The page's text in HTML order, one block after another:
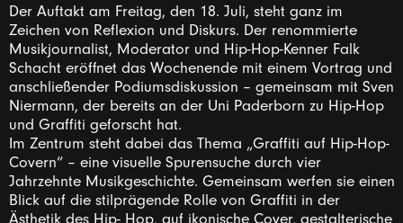
Der Auftakt am Freitag, den 18. Juli, steht ganz im
Zeichen von Reflexion und Diskurs. Der renommierte
Musikjournalist, Moderator und Hip-Hop-Kenner Falk
Schacht eröffnet das Wochenende mit einem Vortrag und
anschließender Podiumsdiskussion – gemeinsam mit Sven
Niermann, der bereits an der Uni Paderborn zu Hip-Hop
und Graffiti geforscht hat.
Im Zentrum steht dabei das Thema „Graffiti auf Hip-Hop-
Covern“ – eine visuelle Spurensuche durch vier
Jahrzehnte Musikgeschichte. Gemeinsam werfen sie einen
Blick auf die stilprägende Rolle von Graffiti in der
Ästhetik des Hip- Hop, auf ikonische Cover, gestalterische